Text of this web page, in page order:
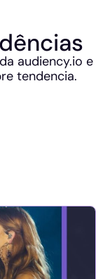
audiency.io e
tendencia.